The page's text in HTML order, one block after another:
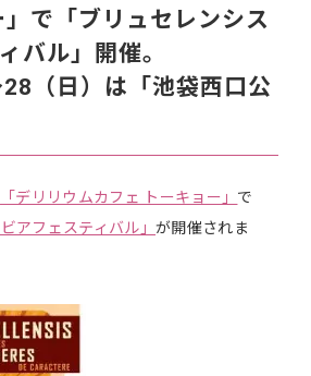
で「ブリュセレンシス
バル」開催。
（日）は「池袋西口公
「デリリウムカフェ トーキョー」 で
アフェスティバル」が開催されま